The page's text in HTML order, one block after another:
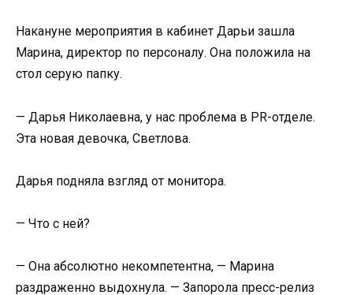
Накануне мероприятия в кабинет Дарьи зашла
Марина, директор по персоналу. Она положила на
стол серую папку.
— Дарья Николаевна, у нас проблема в PR-отделе.
Эта новая девочка, Светлова.
Дарья подняла взгляд от монитора.
— Что с ней?
— Она абсолютно некомпетентна, — Марина
раздраженно выдохнула. — Запорола пресс-релиз